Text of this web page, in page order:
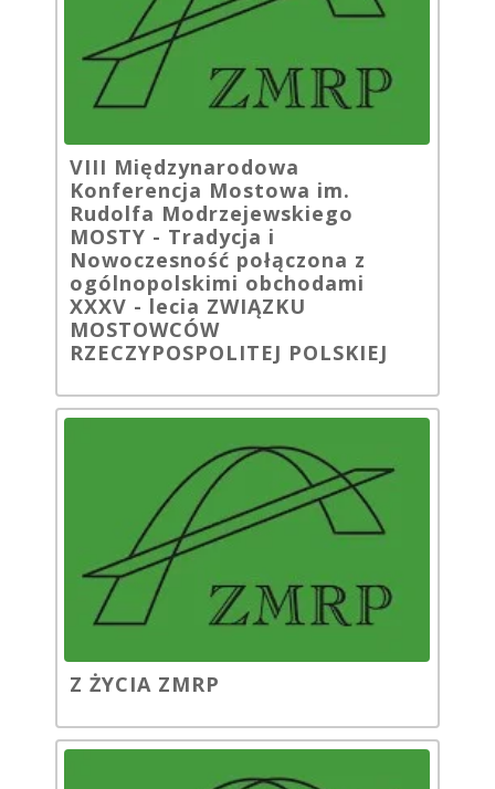
VIII Międzynarodowa
Konferencja Mostowa im.
Rudolfa Modrzejewskiego
MOSTY - Tradycja i
Nowoczesność połączona z
ogólnopolskimi obchodami
XXXV - lecia ZWIĄZKU
MOSTOWCÓW
RZECZYPOSPOLITEJ POLSKIEJ
Z ŻYCIA ZMRP